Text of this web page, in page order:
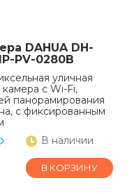
DAHUA DH-
PV-0280B
уличная
камера с Wi-Fi,
панорамирования
с фиксированным
В наличии
В КОРЗИНУ